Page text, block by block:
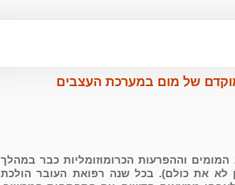
של מום במערכת העצבים
וההפרעות הכרומוזומליות כבר במהלך
לא את כולם). בכל שנה רפואת העובר הולכת